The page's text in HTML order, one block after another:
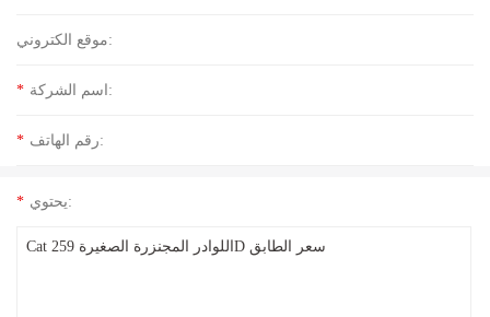
موقع الكتروني:
* اسم الشركة:
* رقم الهاتف:
* يحتوي: